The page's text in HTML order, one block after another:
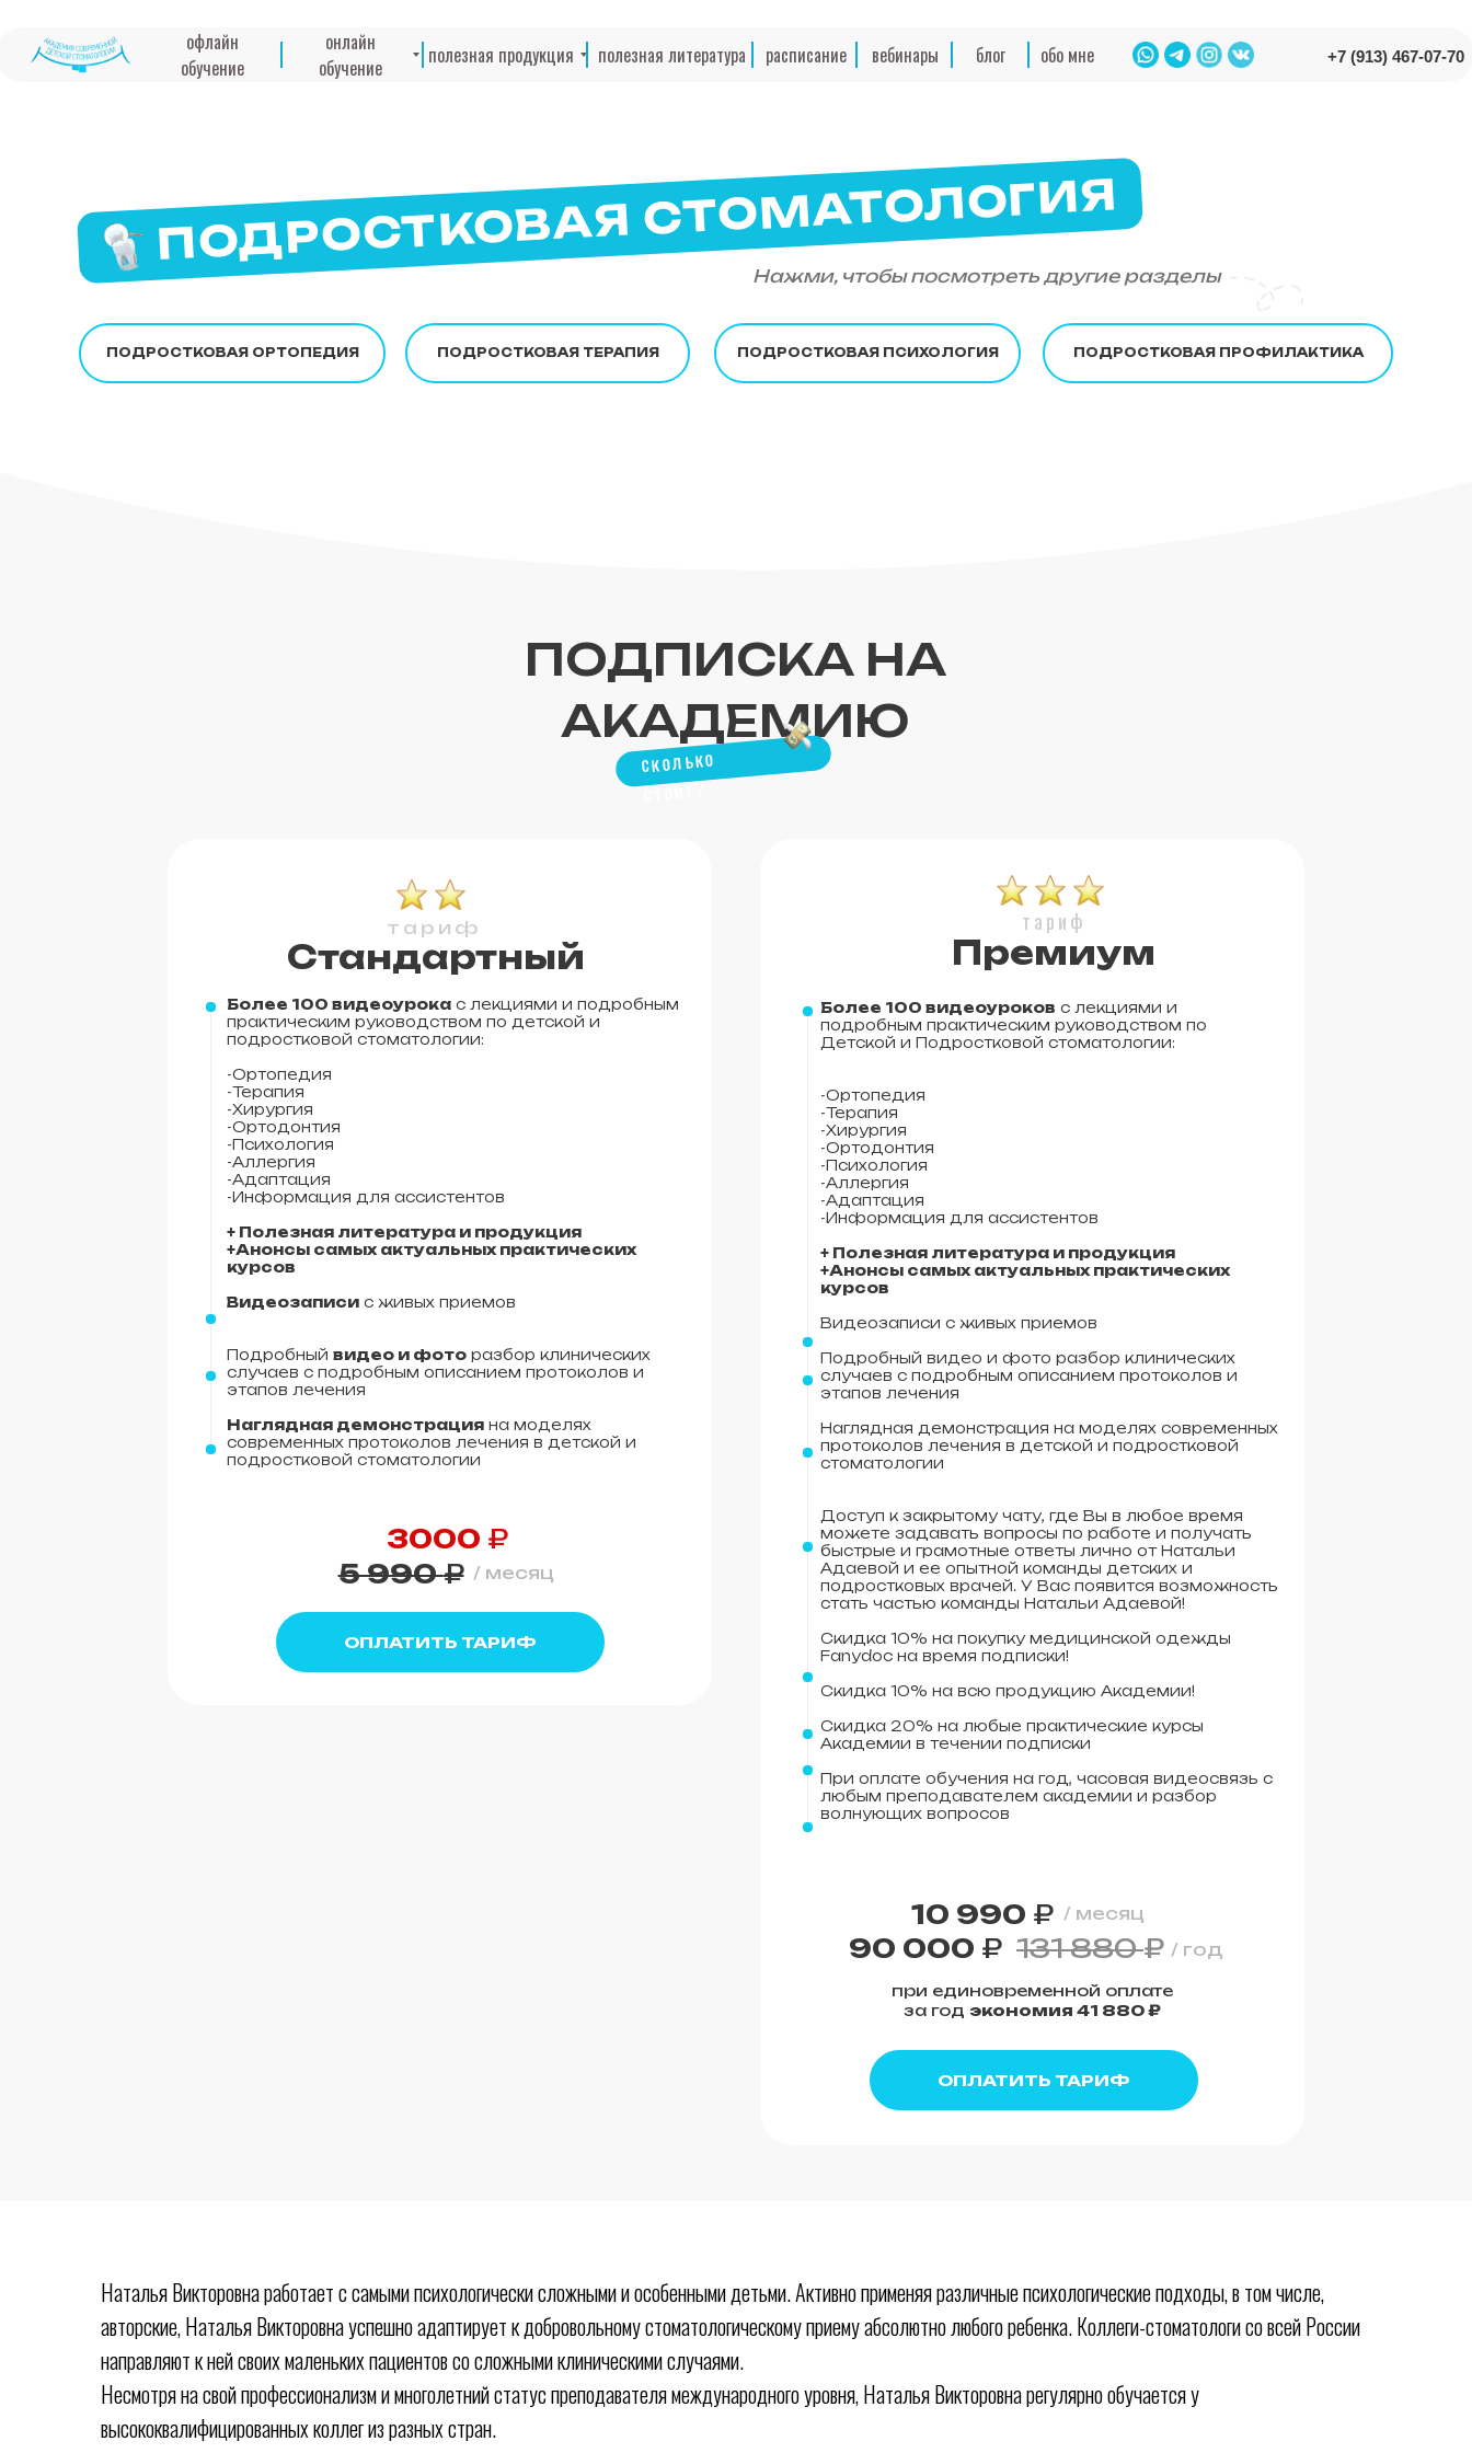
офлайн
обучение
онлайн
обучение
полезная продукция полезная литература расписание +7 (913) 467-07-70
вебинары блог обо мне
ПОДРОСТКОВАЯ ПСИХОЛОГИЯ
ПОДРОСТКОВАЯ СТОМАТОЛОГИЯ
ПОДРОСТКОВАЯ ТЕРАПИЯ
ПОДРОСТКОВАЯ ОРТОПЕДИЯ ПОДРОСТКОВАЯ ПРОФИЛАКТИКА
Нажми, чтобы посмотреть другие разделы
ПОДПИСКА НА
АКАДЕМИЮ
сколько
стоит?
Стандартный
тариф
Более 100 видеоурока с лекциями и подробным
практическим руководством по детской и
подростковой стоматологии:
-Ортопедия
-Терапия
-Хирургия
-Ортодонтия
-Психология
-Аллергия
-Адаптация
-Информация для ассистентов
+ Полезная литература и продукция
+Анонсы самых актуальных практических
курсов
Видеозаписи с живых приемов
Подробный видео и фото разбор клинических
случаев с подробным описанием протоколов и
этапов лечения
Наглядная демонстрация на моделях
современных протоколов лечения в детской и
подростковой стоматологии
5 990₽ / месяц
ОПЛАТИТЬ ТАРИФ
Премиум
тариф
Более 100 видеоуроков с лекциями и
подробным практическим руководством по
Детской и Подростковой стоматологии:
-Ортопедия
-Терапия
-Хирургия
-Ортодонтия
-Психология
-Аллергия
-Адаптация
-Информация для ассистентов
+ Полезная литература и продукция
+Анонсы самых актуальных практических
курсов
Видеозаписи с живых приемов
Подробный видео и фото разбор клинических
случаев с подробным описанием протоколов и
этапов лечения
Наглядная демонстрация на моделях современных
протоколов лечения в детской и подростковой
стоматологии
Доступ к закрытому чату, где Вы в любое время
можете задавать вопросы по работе и получать
быстрые и грамотные ответы лично от Натальи
Адаевой и ее опытной команды детских и
подростковых врачей. У Вас появится возможность
стать частью команды Натальи Адаевой!
Скидка 10% на покупку медицинской одежды
Fanydoc на время подписки!
Скидка 10% на всю продукцию Академии!
Скидка 20% на любые практические курсы
Академии в течении подписки
При оплате обучения на год, часовая видеосвязь с
любым преподавателем академии и разбор
волнующих вопросов
10 990 ₽ / месяц
131 880₽ / год
ОПЛАТИТЬ ТАРИФ
90 000 ₽
при единовременной оплате
за год экономия 41 880 ₽
3000 ₽
Наталья Викторовна работает с самыми психологически сложными и особенными детьми. Активно применяя различные психологические подходы, в том числе,
авторские, Наталья Викторовна успешно адаптирует к добровольному стоматологическому приему абсолютно любого ребенка. Коллеги-стоматологи со всей России
направляют к ней своих маленьких пациентов со сложными клиническими случаями.
Несмотря на свой профессионализм и многолетний статус преподавателя международного уровня, Наталья Викторовна регулярно обучается у
высококвалифицированных коллег из разных стран.